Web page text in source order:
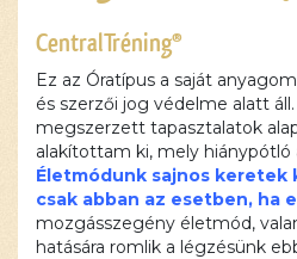
CentralTréning®
Ez az Óratípus a saját
és szerzői jog védelme alatt
megszerzett tapasztalatok
alakítottam ki, mely hiánypótló
Életmódunk sajnos
csak abban az esetben, ha
mozgásszegény életmód,
hatására romlik a légzésünk